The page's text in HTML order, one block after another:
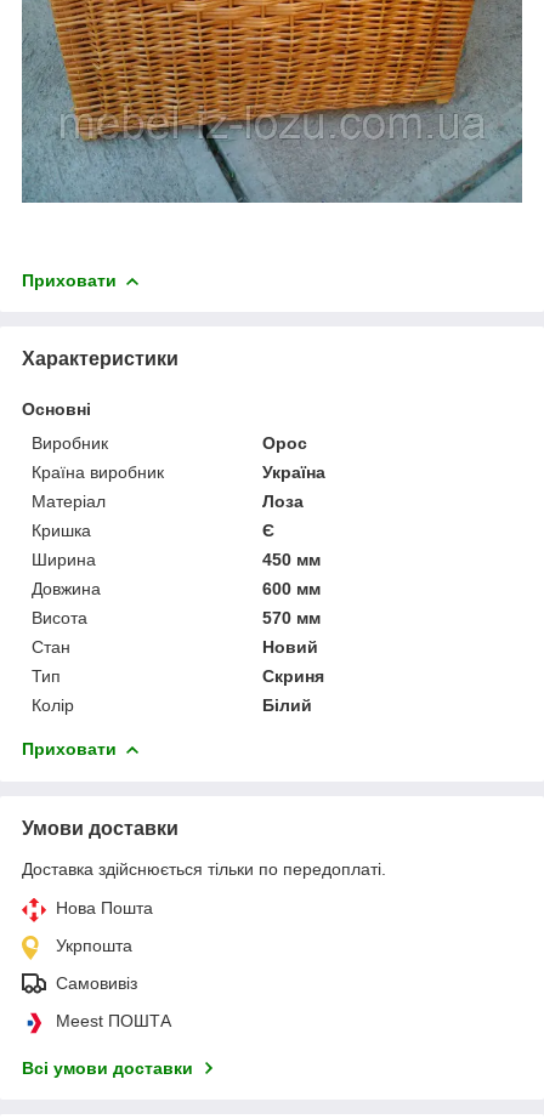
Приховати
Характеристики
Основні
Виробник
Орос
Країна виробник
Україна
Матеріал
Лоза
Кришка
Є
Ширина
450 мм
Довжина
600 мм
Висота
570 мм
Стан
Новий
Тип
Скриня
Колір
Білий
Приховати
Умови доставки
Доставка здійснюється тільки по передоплаті.
Нова Пошта
Укрпошта
Самовивіз
Meest ПОШТА
Всі умови доставки